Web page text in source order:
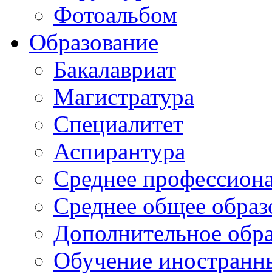
Фотоальбом
Образование
Бакалавриат
Магистратура
Специалитет
Аспирантура
Среднее
Среднее общее
Дополнительное
Обучение